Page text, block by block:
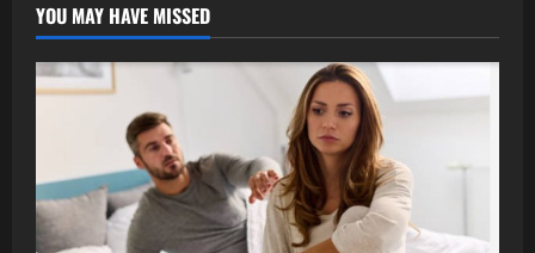
YOU MAY HAVE MISSED